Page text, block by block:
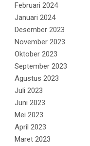
Februari 2024
Januari 2024
Desember 2023
November 2023
Oktober 2023
September 2023
Agustus 2023
Juli 2023
Juni 2023
Mei 2023
April 2023
Maret 2023